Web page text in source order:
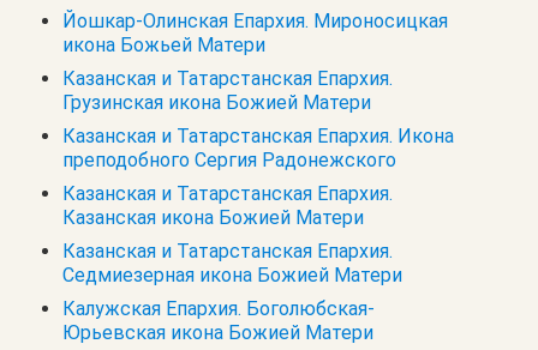
Йошкар-Олинская Епархия. Мироносицкая
икона Божьей Матери
Казанская и Татарстанская Епархия.
Грузинская икона Божией Матери
Казанская и Татарстанская Епархия. Икона
преподобного Сергия Радонежского
Казанская и Татарстанская Епархия.
Казанская икона Божией Матери
Казанская и Татарстанская Епархия.
Седмиезерная икона Божией Матери
Калужская Епархия. Боголюбская-
Юрьевская икона Божией Матери